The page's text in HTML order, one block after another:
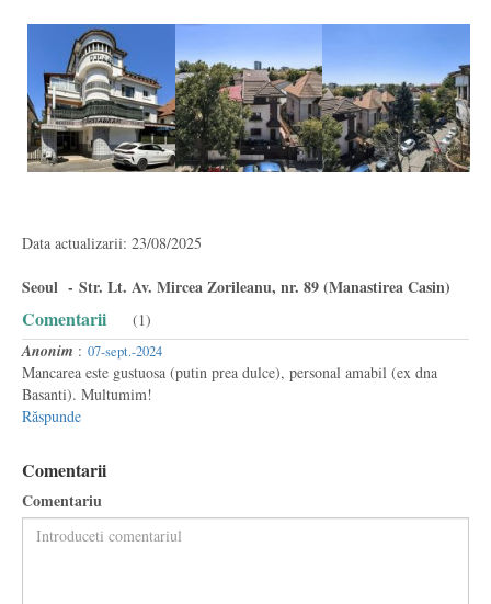
Data actualizarii: 23/08/2025
Seoul - Str. Lt. Av. Mircea Zorileanu, nr. 89 (Manastirea Casin)
Comentarii (1)
Anonim : 07-sept.-2024
Mancarea este gustuosa (putin prea dulce), personal amabil (ex dna
Basanti). Multumim!
Răspunde
Comentarii
Comentariu